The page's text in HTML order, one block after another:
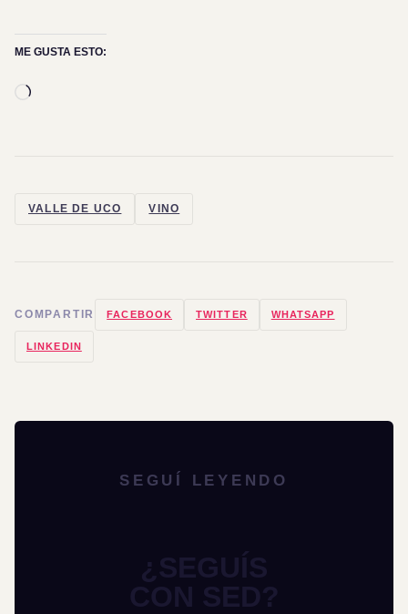
ME GUSTA ESTO:
Cargando...
VALLE DE UCO VINO
COMPARTIR FACEBOOK TWITTER WHATSAPP
LINKEDIN
SEGUÍ LEYENDO
¿SEGUÍS
CON SED?